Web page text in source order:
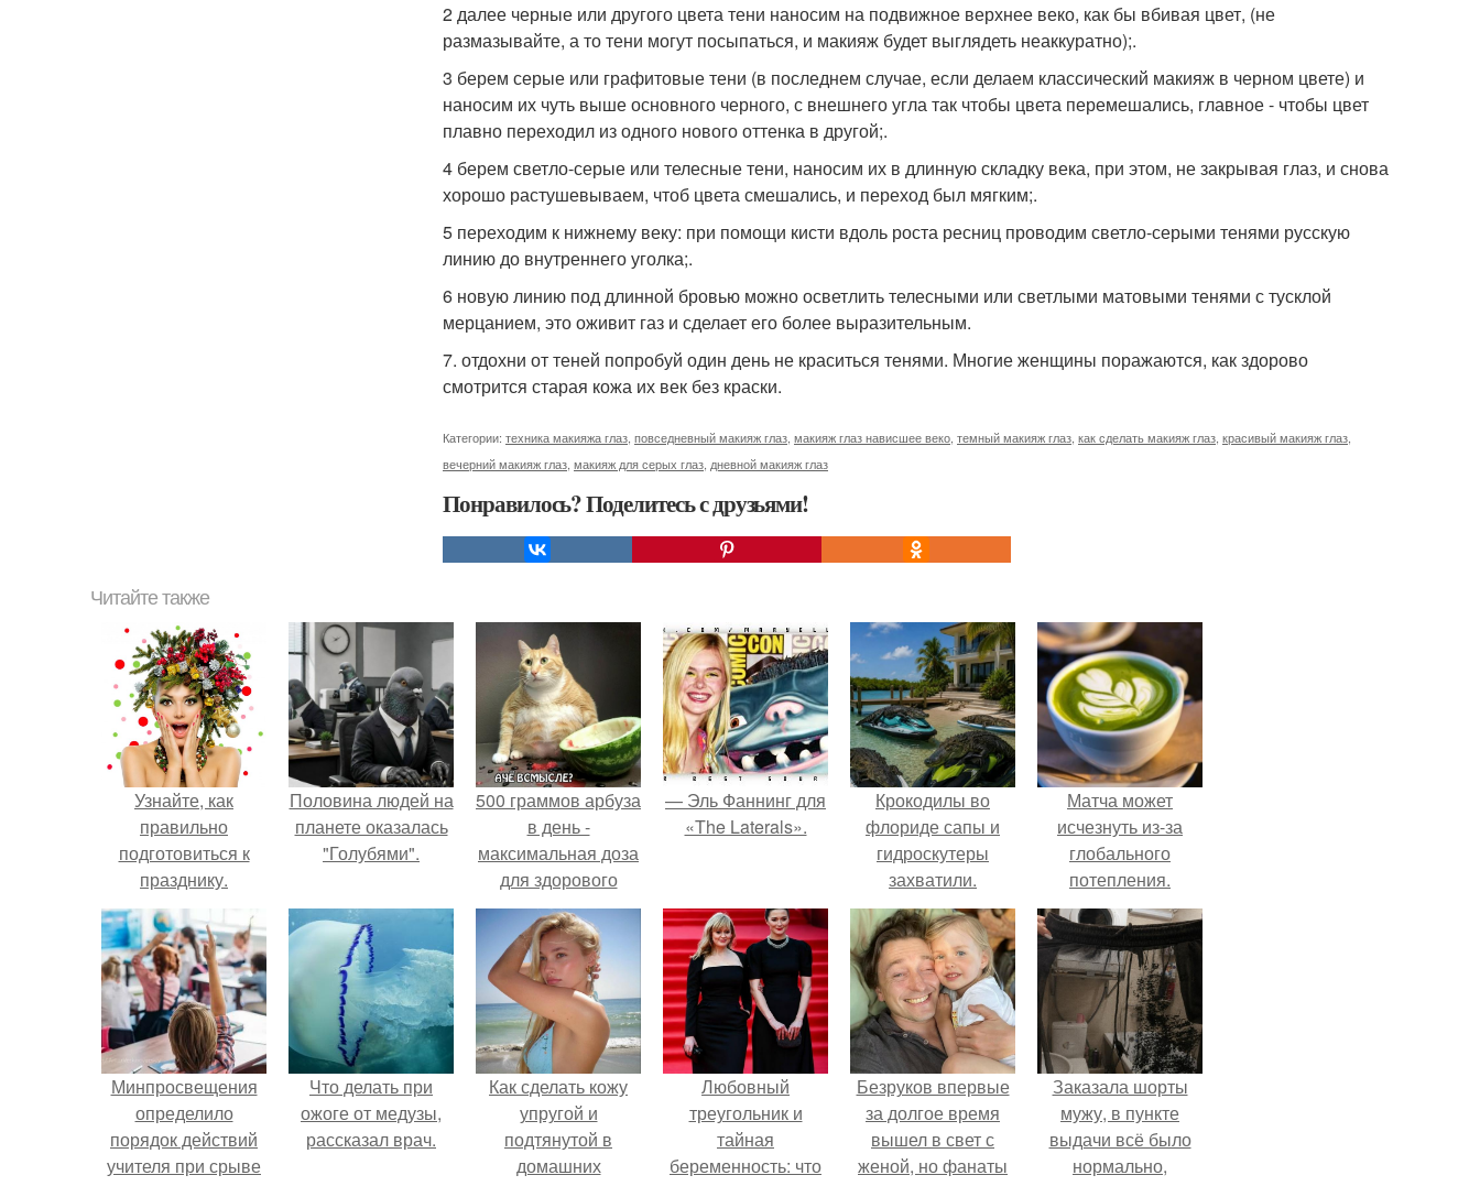
2 далее черные или другого цвета тени наносим на подвижное верхнее веко, как бы вбивая цвет, (не
размазывайте, а то тени могут посыпаться, и макияж будет выглядеть неаккуратно);.
3 берем серые или графитовые тени (в последнем случае, если делаем классический макияж в черном цвете) и
наносим их чуть выше основного черного, с внешнего угла так чтобы цвета перемешались, главное - чтобы цвет
плавно переходил из одного нового оттенка в другой;.
4 берем светло-серые или телесные тени, наносим их в длинную складку века, при этом, не закрывая глаз, и снова
хорошо растушевываем, чтоб цвета смешались, и переход был мягким;.
5 переходим к нижнему веку: при помощи кисти вдоль роста ресниц проводим светло-серыми тенями русскую
линию до внутреннего уголка;.
6 новую линию под длинной бровью можно осветлить телесными или светлыми матовыми тенями с тусклой
мерцанием, это оживит газ и сделает его более выразительным.
7. отдохни от теней попробуй один день не краситься тенями. Многие женщины поражаются, как здорово
смотрится старая кожа их век без краски.
Категории: техника макияжа глаз повседневный макияж глаз макияж глаз нависшее веко темный макияж глаз как сделать макияж глаз красивый макияж глаз
вечерний макияж глаз макияж для серых глаз дневной макияж глаз
Понравилось? Поделитесь с друзьями!
Читайте также
Узнайте, как
правильно
подготовиться к
празднику.
Половина людей на
планете оказалась
"Голубями".
500 граммов арбуза
в день -
максимальная доза
для здорового
взрослого,
предупредили
врачи.
— Эль Фаннинг для
«The Laterals».
Крокодилы во
флориде сапы и
гидроскутеры
захватили.
Матча может
исчезнуть из-за
глобального
потепления.
Минпросвещения
определило
порядок действий
учителя при срыве
Что делать при
ожоге от медузы,
рассказал врач.
Как сделать кожу
упругой и
подтянутой в
домашних
Любовный
треугольник и
тайная
беременность: что
Безруков впервые
за долгое время
вышел в свет с
женой, но фанаты
Заказала шорты
мужу, в пункте
выдачи всё было
нормально,